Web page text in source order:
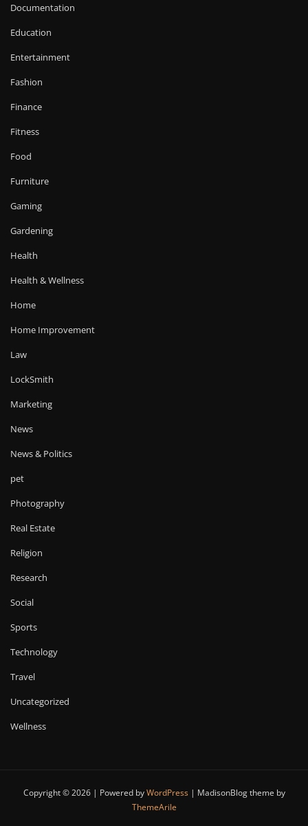
Documentation
Education
Entertainment
Fashion
Finance
Fitness
Food
Furniture
Gaming
Gardening
Health
Health & Wellness
Home
Home Improvement
Law
LockSmith
Marketing
News
News & Politics
pet
Photography
Real Estate
Religion
Research
Social
Sports
Technology
Travel
Uncategorized
Wellness
Copyright © 2026 | Powered byWordPress | MadisonBlog theme by
ThemeArile